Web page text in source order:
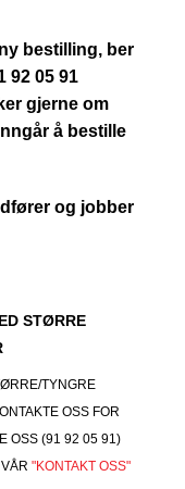
bestilling, ber
92 05 91
gjerne om
å bestille
og jobber
STØRRE
TYNGRE
OSS FOR
OSS (91 92 05 91)
"KONTAKT OSS"